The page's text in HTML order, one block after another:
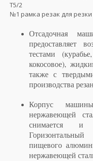
T5/2
№1 рамка резак для резки
Отсадочная
предоставляет
тестами
кокосовое),
также с
производства
Корпус
нержавеющей
снимается и
пищевого
нержавеющей